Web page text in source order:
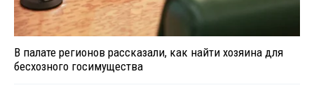
В палате регионов рассказали, как найти хозяина для
бесхозного госимущества